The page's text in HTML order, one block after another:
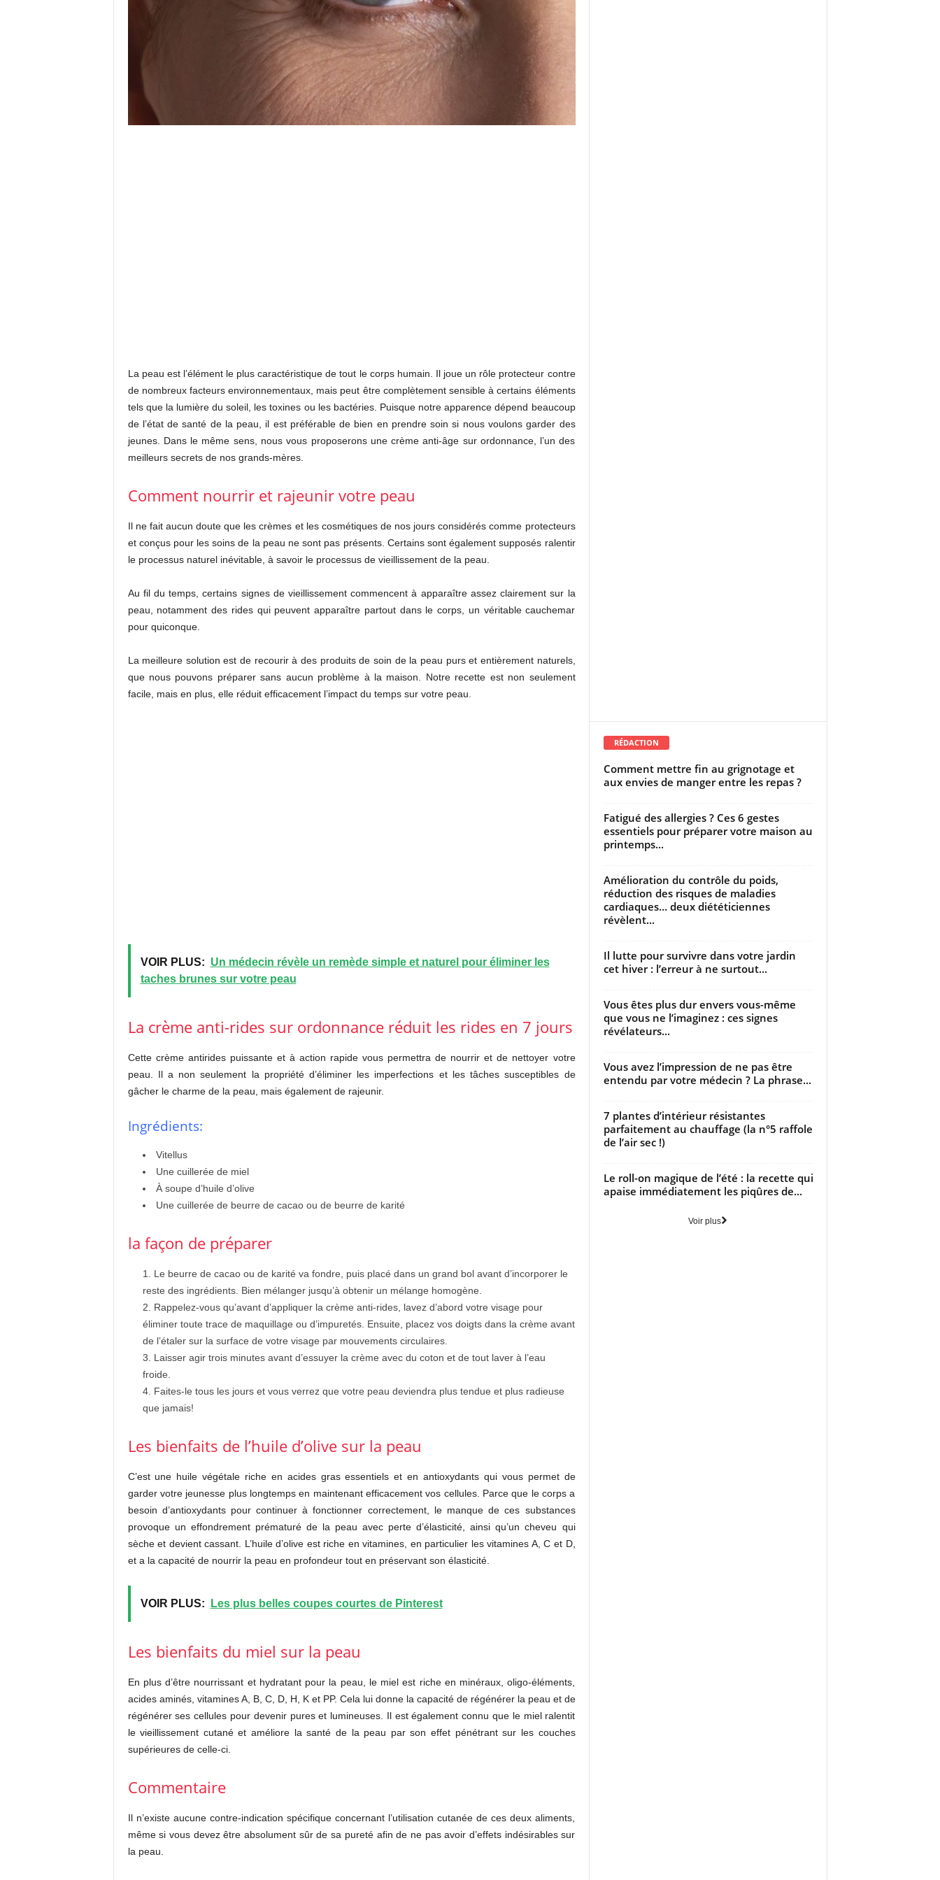
La peau est l’élément le plus caractéristique de tout le corps humain. Il joue un rôle protecteur contre
de nombreux facteurs environnementaux, mais peut être complètement sensible à certains éléments
tels que la lumière du soleil, les toxines ou les bactéries. Puisque notre apparence dépend beaucoup
de l’état de santé de la peau, il est préférable de bien en prendre soin si nous voulons garder des
jeunes. Dans le même sens, nous vous proposerons une crème anti-âge sur ordonnance, l’un des
meilleurs secrets de nos grands-mères.
Comment nourrir et rajeunir votre peau
Il ne fait aucun doute que les crèmes et les cosmétiques de nos jours considérés comme protecteurs
et conçus pour les soins de la peau ne sont pas présents. Certains sont également supposés ralentir
le processus naturel inévitable, à savoir le processus de vieillissement de la peau.
Au fil du temps, certains signes de vieillissement commencent à apparaître assez clairement sur la
peau, notamment des rides qui peuvent apparaître partout dans le corps, un véritable cauchemar
pour quiconque.
La meilleure solution est de recourir à des produits de soin de la peau purs et entièrement naturels,
que nous pouvons préparer sans aucun problème à la maison. Notre recette est non seulement
facile, mais en plus, elle réduit efficacement l’impact du temps sur votre peau.
VOIR PLUS: Un médecin révèle un remède simple et naturel pour éliminer les
taches brunes sur votre peau
La crème anti-rides sur ordonnance réduit les rides en 7 jours
Cette crème antirides puissante et à action rapide vous permettra de nourrir et de nettoyer votre
peau. Il a non seulement la propriété d’éliminer les imperfections et les tâches susceptibles de
gâcher le charme de la peau, mais également de rajeunir.
Ingrédients:
Vitellus
Une cuillerée de miel
À soupe d’huile d’olive
Une cuillerée de beurre de cacao ou de beurre de karité
la façon de préparer
Le beurre de cacao ou de karité va fondre, puis placé dans un grand bol avant d’incorporer le
reste des ingrédients. Bien mélanger jusqu’à obtenir un mélange homogène.
Rappelez-vous qu’avant d’appliquer la crème anti-rides, lavez d’abord votre visage pour
éliminer toute trace de maquillage ou d’impuretés. Ensuite, placez vos doigts dans la crème avant
de l’étaler sur la surface de votre visage par mouvements circulaires.
Laisser agir trois minutes avant d’essuyer la crème avec du coton et de tout laver à l’eau
froide.
Faites-le tous les jours et vous verrez que votre peau deviendra plus tendue et plus radieuse
que jamais!
Les bienfaits de l’huile d’olive sur la peau
C’est une huile végétale riche en acides gras essentiels et en antioxydants qui vous permet de
garder votre jeunesse plus longtemps en maintenant efficacement vos cellules. Parce que le corps a
besoin d’antioxydants pour continuer à fonctionner correctement, le manque de ces substances
provoque un effondrement prématuré de la peau avec perte d’élasticité, ainsi qu’un cheveu qui
sèche et devient cassant. L’huile d’olive est riche en vitamines, en particulier les vitamines A, C et D,
et a la capacité de nourrir la peau en profondeur tout en préservant son élasticité.
VOIR PLUS: Les plus belles coupes courtes de Pinterest
Les bienfaits du miel sur la peau
En plus d’être nourrissant et hydratant pour la peau, le miel est riche en minéraux, oligo-éléments,
acides aminés, vitamines A, B, C, D, H, K et PP. Cela lui donne la capacité de régénérer la peau et de
régénérer ses cellules pour devenir pures et lumineuses. Il est également connu que le miel ralentit
le vieillissement cutané et améliore la santé de la peau par son effet pénétrant sur les couches
supérieures de celle-ci.
Commentaire
Il n’existe aucune contre-indication spécifique concernant l’utilisation cutanée de ces deux aliments,
même si vous devez être absolument sûr de sa pureté afin de ne pas avoir d’effets indésirables sur
la peau.
RÉDACTION
Comment mettre fin au grignotage et
aux envies de manger entre les repas ?
Fatigué des allergies ? Ces 6 gestes
essentiels pour préparer votre maison au
printemps...
Amélioration du contrôle du poids,
réduction des risques de maladies
cardiaques… deux diététiciennes
révèlent...
Il lutte pour survivre dans votre jardin
cet hiver : l’erreur à ne surtout...
Vous êtes plus dur envers vous-même
que vous ne l’imaginez : ces signes
révélateurs...
Vous avez l’impression de ne pas être
entendu par votre médecin ? La phrase...
7 plantes d’intérieur résistantes
parfaitement au chauffage (la n°5 raffole
de l’air sec !)
Le roll-on magique de l’été : la recette qui
apaise immédiatement les piqûres de...
Voir plus